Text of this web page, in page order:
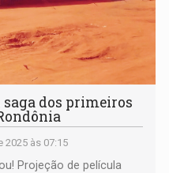
saga dos primeiros
2025 às 07:15
Projeção de película